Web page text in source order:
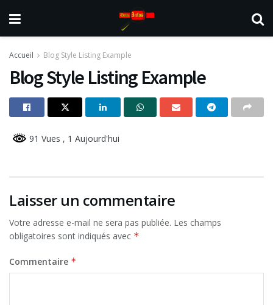
Accueil Blog Style Listing Example
Blog Style Listing Example
91 Vues , 1 Aujourd'hui
Laisser un commentaire
Votre adresse e-mail ne sera pas publiée. Les champs
obligatoires sont indiqués avec *
Commentaire *